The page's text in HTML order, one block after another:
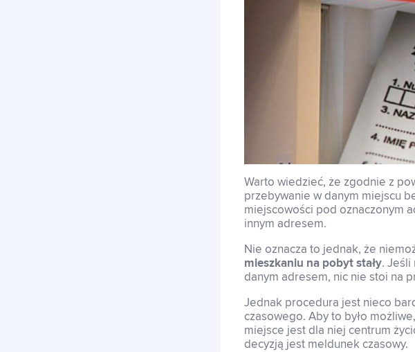
Warto wiedzieć, że zgodnie z
przebywanie w danym miejscu
miejscowości pod oznaczonym
innym adresem.
Nie oznacza to jednak, że
mieszkaniu na pobyt stały. Jeśli
danym adresem, nic nie stoi na
Jednak procedura jest nieco
czasowego. Aby to było
miejsce jest dla niej centrum
decyzją jest meldunek czasowy.